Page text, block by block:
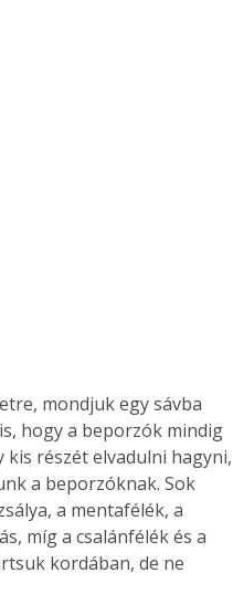
mondjuk egy sávba
hogy a beporzók mindig
részét elvadulni hagyni,
a beporzóknak. Sok
a mentafélék, a
míg a csalánfélék és a
kordában, de ne